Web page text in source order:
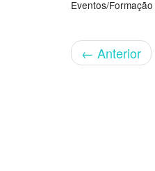
Eventos/Formação
← Anterior